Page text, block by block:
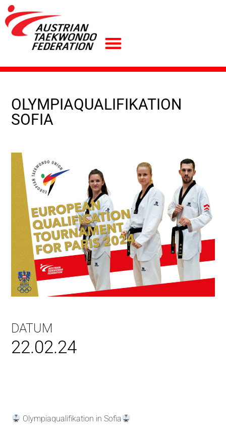
OLYMPIAQUALIFIKATION
SOFIA
DATUM
22.02.24
Olympiaqualifikation in Sofia